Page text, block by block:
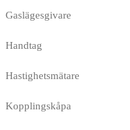
Gaslägesgivare
Handtag
Hastighetsmätare
Kopplingskåpa